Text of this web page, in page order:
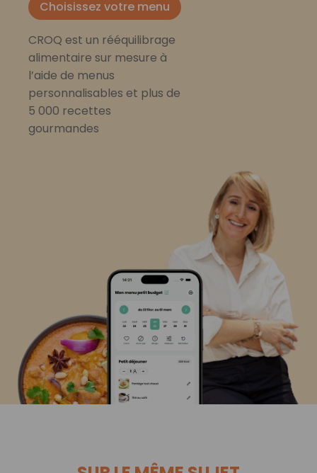
Choisissez votre menu
CROQ est un rééquilibrage
alimentaire sur mesure à
l’aide de menus
personnalisables et plus de
5 000 recettes
gourmandes